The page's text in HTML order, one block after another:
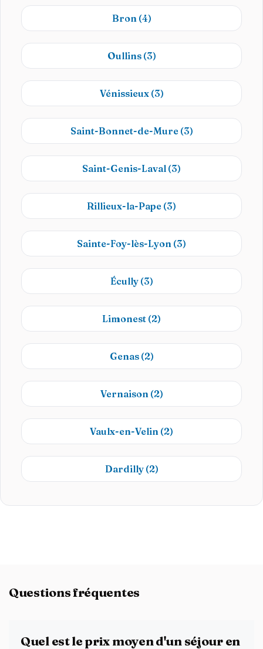
Bron (4)
Oullins (3)
Vénissieux (3)
Saint-Bonnet-de-Mure (3)
Saint-Genis-Laval (3)
Rillieux-la-Pape (3)
Sainte-Foy-lès-Lyon (3)
Écully (3)
Limonest (2)
Genas (2)
Vernaison (2)
Vaulx-en-Velin (2)
Dardilly (2)
Questions fréquentes
Quel est le prix moyen d'un séjour en